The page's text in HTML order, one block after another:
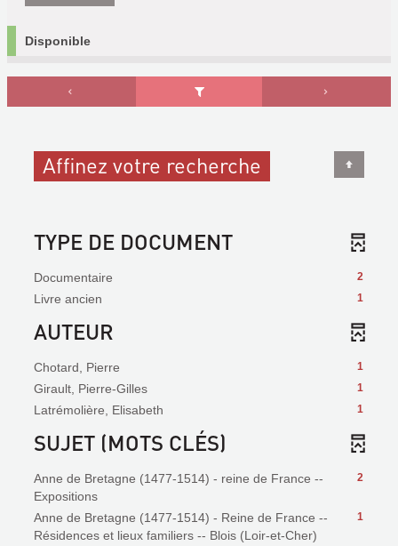
Disponible
Affinez votre recherche
TYPE DE DOCUMENT
2
Documentaire
1
Livre ancien
AUTEUR
1
Chotard, Pierre
1
Girault, Pierre-Gilles
1
Latrémolière, Elisabeth
SUJET (MOTS CLÉS)
2
Anne de Bretagne (1477-1514) - reine de France --
Expositions
1
Anne de Bretagne (1477-1514) - Reine de France --
Résidences et lieux familiers -- Blois (Loir-et-Cher)